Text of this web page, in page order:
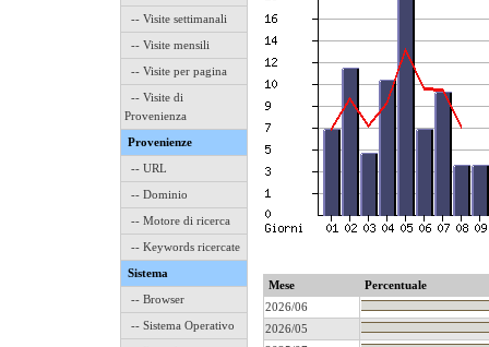
-- Visite settimanali
-- Visite mensili
-- Visite per pagina
-- Visite di
Provenienza
Provenienze
-- URL
-- Dominio
-- Motore di ricerca
-- Keywords ricercate
Sistema
-- Browser
-- Sistema Operativo
Mese
Percentuale
2026/06
2026/05